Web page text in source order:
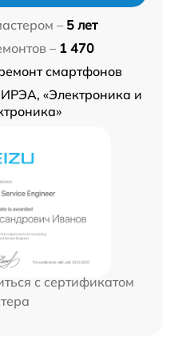
– 5 лет
– 1 470
смартфонов
«Электроника и
с сертификатом